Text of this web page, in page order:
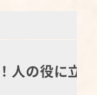
人の役に立